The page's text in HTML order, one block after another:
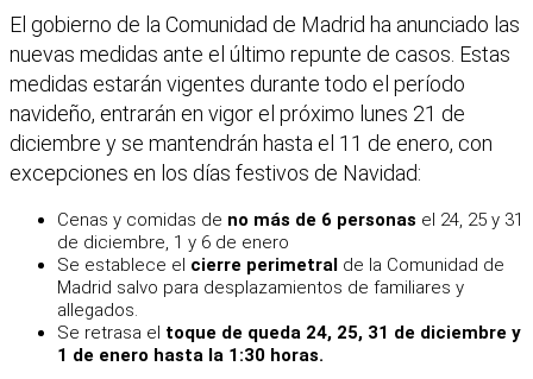
El gobierno de la Comunidad de Madrid ha anunciado las
nuevas medidas ante el último repunte de casos. Estas
medidas estarán vigentes durante todo el período
navideño, entrarán en vigor el próximo lunes 21 de
diciembre y se mantendrán hasta el 11 de enero, con
excepciones en los días festivos de Navidad:
Cenas y comidas de no más de 6 personas el 24, 25 y 31
de diciembre, 1 y 6 de enero
Se establece el cierre perimetral de la Comunidad de
Madrid salvo para desplazamientos de familiares y
allegados.
Se retrasa el toque de queda 24, 25, 31 de diciembre y
1 de enero hasta la 1:30 horas.